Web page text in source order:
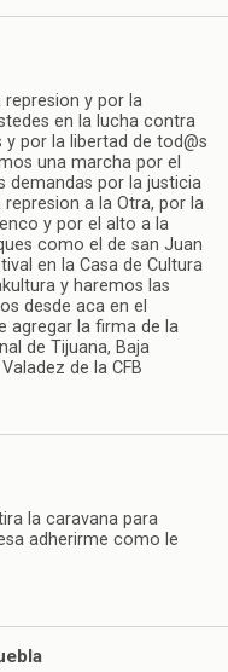
represion y por la
en la lucha contra
por la libertad de tod@s
una marcha por el
demandas por la justicia
a la Otra, por la
y por el alto a la
como el de san Juan
en la Casa de Cultura
y haremos las
desde aca en el
agregar la firma de la
de Tijuana, Baja
de la CFB
la caravana para
adherirme como le